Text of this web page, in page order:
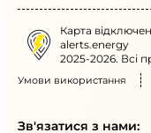
Карта
alerts.energy
2025-2026. Всі
Умови використання
Зв'язатися з нами: